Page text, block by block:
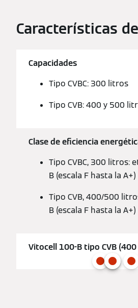
Características
Capacidades
Tipo CVBC: 300 litros
Tipo CVB: 400 y 500
Clase de eficiencia
Tipo CVBC, 300 litros:
B (escala F hasta la A+)
Tipo CVB, 400/500
B (escala F hasta la A+)
Vitocell 100-B tipo CVB